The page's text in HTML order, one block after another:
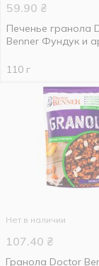
59.90 ₴
Печенье гранола
Benner Фундук и
110 г
Нет в наличии
107.40 ₴
Гранола Doctor